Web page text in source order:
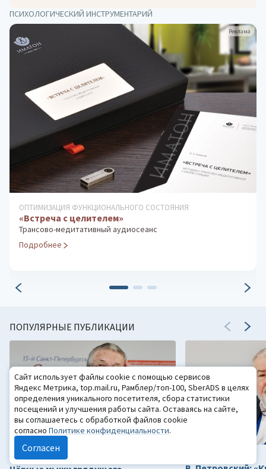
ПСИХОЛОГИЧЕСКИЙ ИНСТРУМЕНТАРИЙ
Реклама
ДИАГНОСТИКА ИНТЕЛЛЕКТУАЛЬНЫХ И ТВОРЧЕСКИХ
СПОСОБНОСТЕЙ
Тест Векслера (детский вариант)
Измерение уровня развития интеллекта
ПОПУЛЯРНЫЕ ПУБЛИКАЦИИ
08.10.2021 3
Сайт использует файлы cookie с помощью сервисов
Яндекс Метрика, top.mail.ru, Рамблер/топ-100, SberADS в целях
определения уникального посетителя, сбора статистики
посещений и улучшения работы сайта. Оставаясь на сайте,
вы соглашаетесь с обработкой файлов cookie
согласно Политике конфиденциальности.
Согласен